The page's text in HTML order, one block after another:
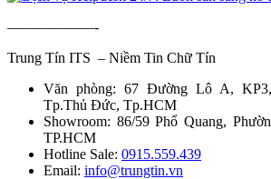
——————-
Trung Tín ITS – Niềm Tin Chữ Tín
Văn phòng: 67 Đường Lô A,
Tp.Thủ Đức, Tp.HCM
Showroom: 86/59 Phổ Quang,
TP.HCM
Hotline Sale: 0915.559.439
Email: info@trungtin.vn